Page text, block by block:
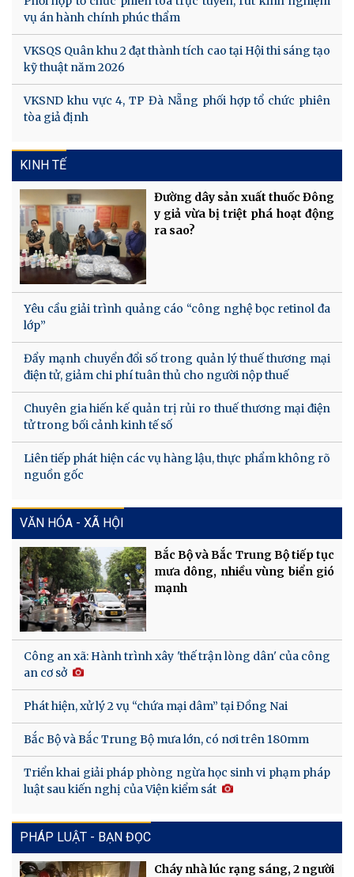
vụ án hành chính phúc thẩm
VKSQS Quân khu 2 đạt thành tích cao tại Hội thi sáng tạo
kỹ thuật năm 2026
VKSND khu vực 4, TP Đà Nẵng phối hợp tổ chức phiên
tòa giả định
KINH TẾ
Đường dây sản xuất thuốc Đông
y giả vừa bị triệt phá hoạt động
ra sao?
Yêu cầu giải trình quảng cáo “công nghệ bọc retinol đa
lớp”
Đẩy mạnh chuyển đổi số trong quản lý thuế thương mại
điện tử, giảm chi phí tuân thủ cho người nộp thuế
Chuyên gia hiến kế quản trị rủi ro thuế thương mại điện
tử trong bối cảnh kinh tế số
Liên tiếp phát hiện các vụ hàng lậu, thực phẩm không rõ
nguồn gốc
VĂN HÓA - XÃ HỘI
Bắc Bộ và Bắc Trung Bộ tiếp tục
mưa dông, nhiều vùng biển gió
mạnh
Công an xã: Hành trình xây 'thế trận lòng dân' của công
an cơ sở
Phát hiện, xử lý 2 vụ “chứa mại dâm” tại Đồng Nai
Bắc Bộ và Bắc Trung Bộ mưa lớn, có nơi trên 180mm
Triển khai giải pháp phòng ngừa học sinh vi phạm pháp
luật sau kiến nghị của Viện kiểm sát
PHÁP LUẬT - BẠN ĐỌC
Cháy nhà lúc rạng sáng, 2 người